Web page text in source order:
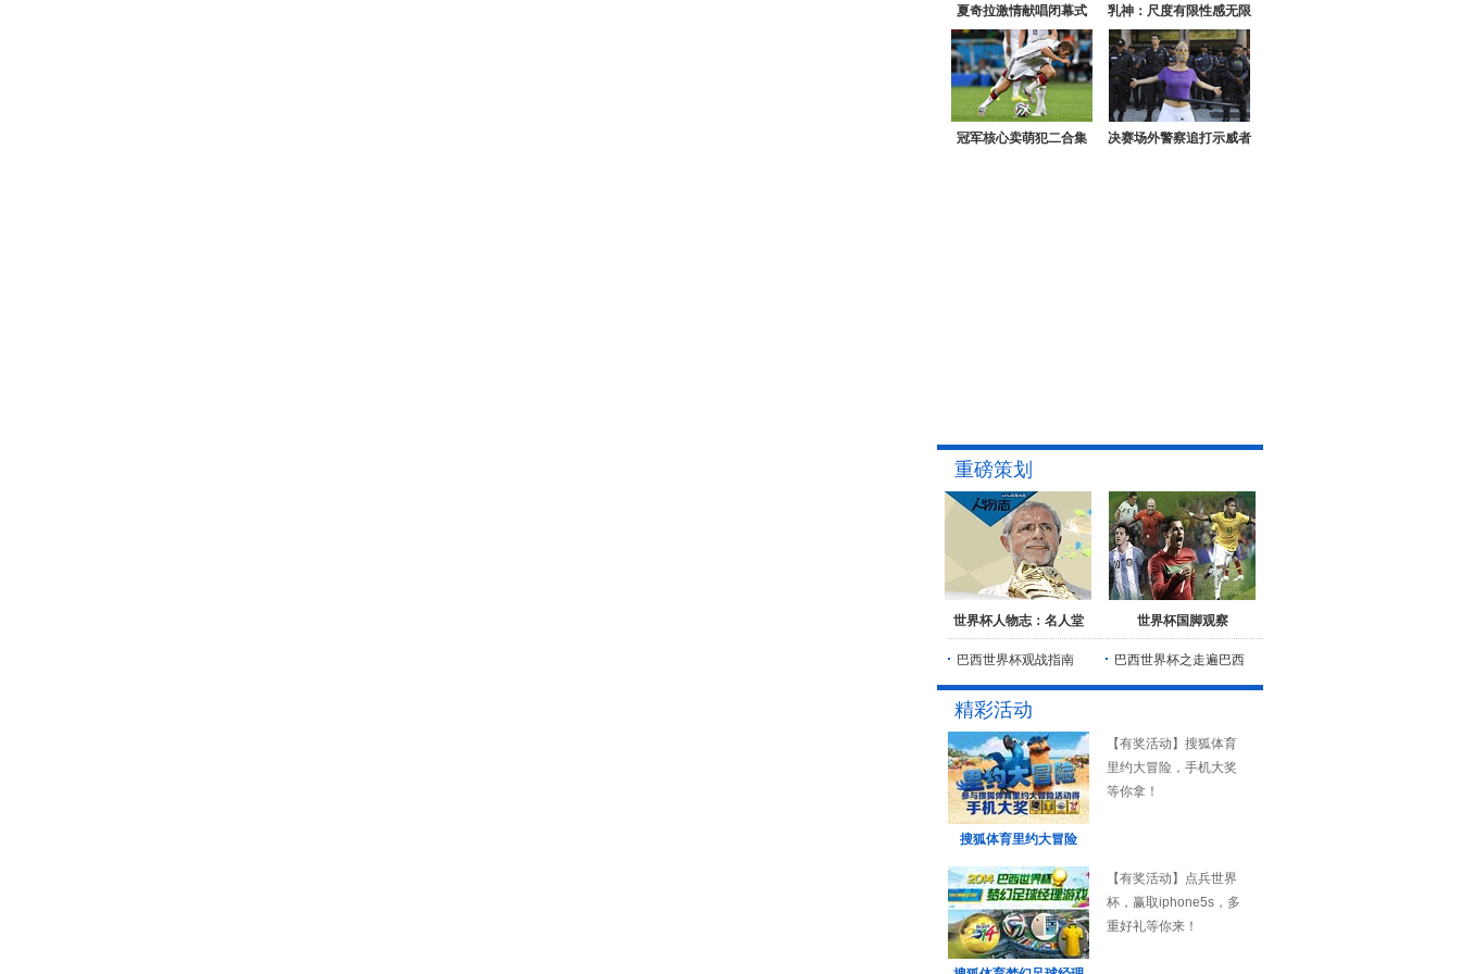
夏奇拉激情献唱闭幕式 乳神：尺度有限性感无限
冠军核心卖萌犯二合集 决赛场外警察追打示威者
重磅策划
世界杯人物志：名人堂 世界杯国脚观察
巴西世界杯观战指南 巴西世界杯之走遍巴西
精彩活动
搜狐体育里约大冒险
【有奖活动】搜狐体育
里约大冒险，手机大奖
等你拿！
【有奖活动】点兵世界
杯，赢取iphone5s，多
重好礼等你来！